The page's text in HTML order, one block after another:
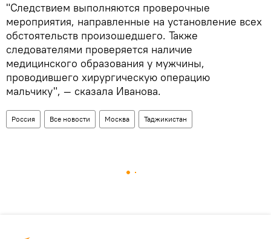
"Следствием выполняются проверочные
мероприятия, направленные на установление всех
обстоятельств произошедшего. Также
следователями проверяется наличие
медицинского образования у мужчины,
проводившего хирургическую операцию
мальчику", — сказала Иванова.
Россия Все новости Москва Таджикистан